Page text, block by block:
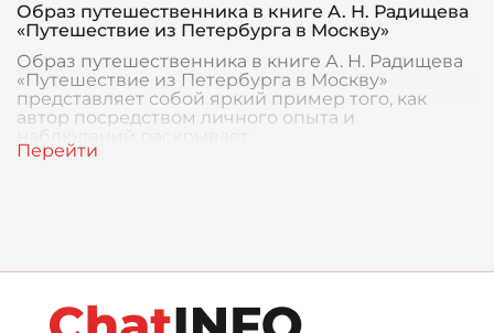
Образ путешественника в книге А. Н. Радищева
«Путешествие из Петербурга в Москву»
Образ путешественника в книге А. Н. Радищева
«Путешествие из Петербурга в Москву»
представляет собой яркий пример того, как
автор посредством личного опыта и
наблюдений раскрывает